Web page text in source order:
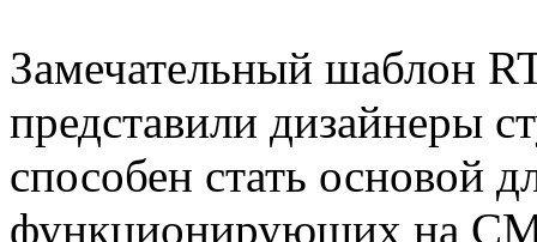
Замечательный шаблон
представили дизайнеры
способен стать основой
функционирующих на